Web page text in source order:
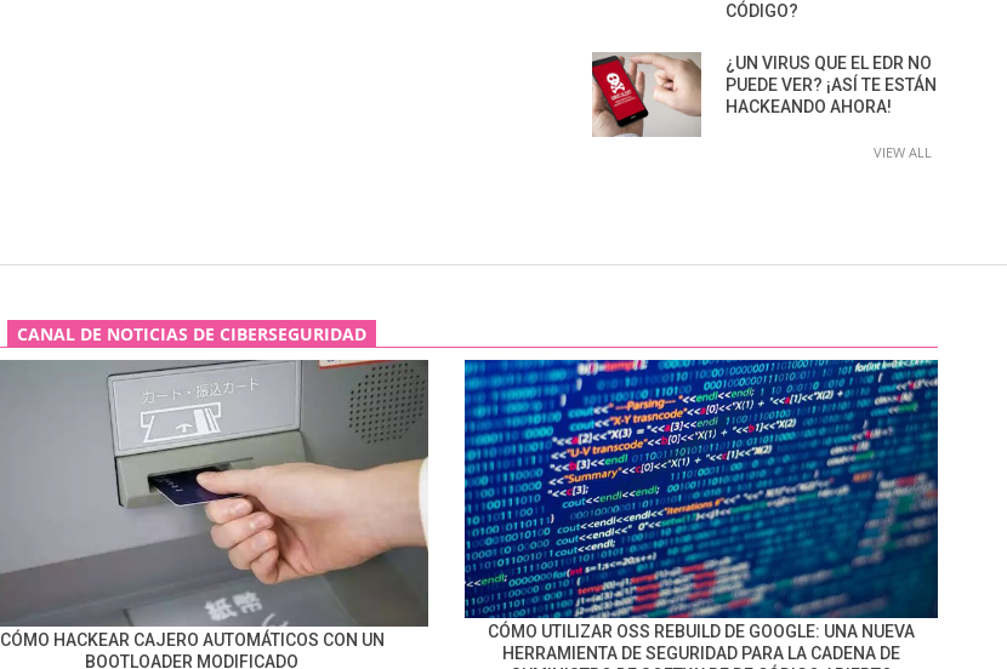
CÓDIGO?
¿UN VIRUS QUE EL EDR NO
PUEDE VER? ¡ASÍ TE ESTÁN
HACKEANDO AHORA!
VIEW ALL
CANAL DE NOTICIAS DE CIBERSEGURIDAD
CÓMO HACKEAR CAJERO AUTOMÁTICOS CON UN
BOOTLOADER MODIFICADO
CÓMO UTILIZAR OSS REBUILD DE GOOGLE: UNA NUEVA
HERRAMIENTA DE SEGURIDAD PARA LA CADENA DE